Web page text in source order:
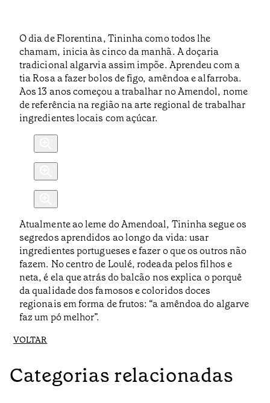
O dia de Florentina, Tininha como todos lhe
chamam, inicia às cinco da manhã. A doçaria
tradicional algarvia assim impõe. Aprendeu com a
tia Rosa a fazer bolos de figo, amêndoa e alfarroba.
Aos 13 anos começou a trabalhar no Amendol, nome
de referência na região na arte regional de trabalhar
ingredientes locais com açúcar.
Atualmente ao leme do Amendoal, Tininha segue os
segredos aprendidos ao longo da vida: usar
ingredientes portugueses e fazer o que os outros não
fazem. No centro de Loulé, rodeada pelos filhos e
neta, é ela que atrás do balcão nos explica o porquê
da qualidade dos famosos e coloridos doces
regionais em forma de frutos: “a amêndoa do algarve
faz um pó melhor”.
VOLTAR
Categorias relacionadas